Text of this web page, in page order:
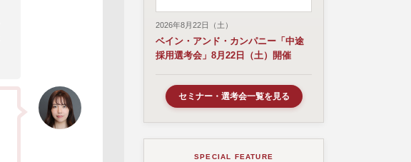
2026年8月22日（土）
ベイン・アンド・カンパニー「中途
採用選考会」8月22日（土）開催
セミナー・選考会一覧を見る
SPECIAL FEATURE